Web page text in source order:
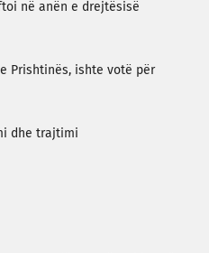
në anën e drejtësisë
Prishtinës, ishte votë për
dhe trajtimi